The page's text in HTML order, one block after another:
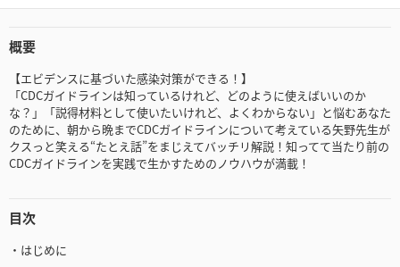
概要
【エビデンスに基づいた感染対策ができる！】
「CDCガイドラインは知っているけれど、どのように使えばいいのか
な？」「説得材料として使いたいけれど、よくわからない」と悩むあなた
のために、朝から晩までCDCガイドラインについて考えている矢野先生が
クスっと笑える“たとえ話”をまじえてバッチリ解説！知ってて当たり前の
CDCガイドラインを実践で生かすためのノウハウが満載！
目次
・はじめに